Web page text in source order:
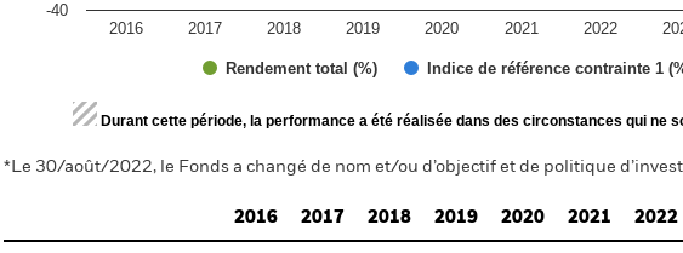
Rendement total (%) Indice de référence contrainte 1
2016 2017 2018 2019 2020 2021 2022
-40
End of interactive chart.
Durant cette période, la performance a été réalisée dans des circonstances qui ne
*Le 30/août/2022, le Fonds a changé de nom et/ou d’objectif et de politique
2016 2017 2018 2019 2020 2021 2022